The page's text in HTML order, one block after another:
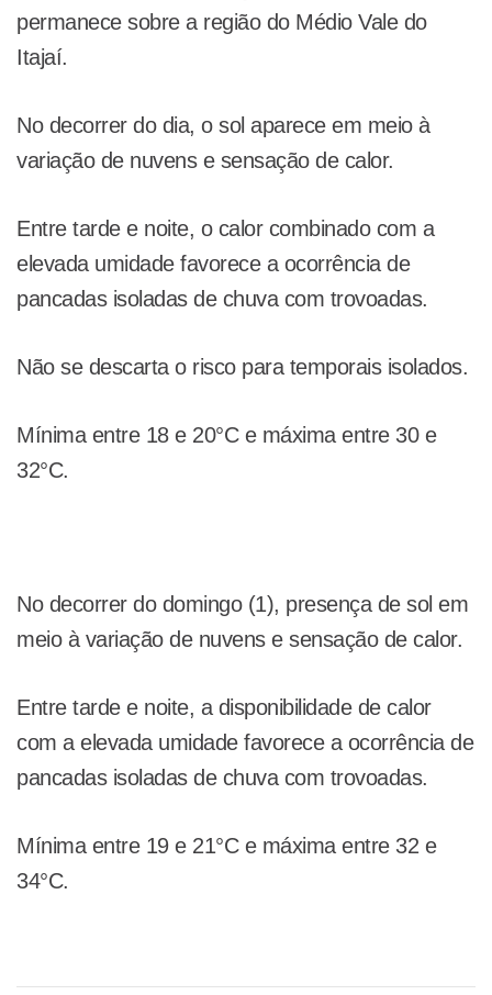
permanece sobre a região do Médio Vale do
Itajaí.
No decorrer do dia, o sol aparece em meio à
variação de nuvens e sensação de calor.
Entre tarde e noite, o calor combinado com a
elevada umidade favorece a ocorrência de
pancadas isoladas de chuva com trovoadas.
Não se descarta o risco para temporais isolados.
Mínima entre 18 e 20°C e máxima entre 30 e
32°C.
No decorrer do domingo (1), presença de sol em
meio à variação de nuvens e sensação de calor.
Entre tarde e noite, a disponibilidade de calor
com a elevada umidade favorece a ocorrência de
pancadas isoladas de chuva com trovoadas.
Mínima entre 19 e 21°C e máxima entre 32 e
34°C.